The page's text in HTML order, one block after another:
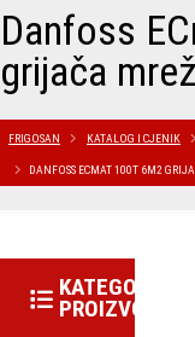
Danfoss
grijača
FRIGOSAN KATALOG I CJENIK
DANFOSS ECMAT 100T 6M2
KATEGORIJE
PROIZVODA